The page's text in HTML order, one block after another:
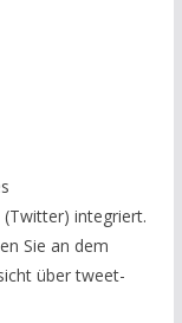
integriert.
Sie an dem
über tweet-